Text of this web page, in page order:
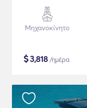
Μηχανοκίνητο
$3,818 /ημέρα